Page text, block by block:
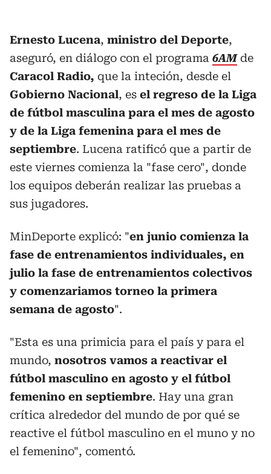
Ernesto Lucena, ministro del Deporte,
aseguró, en diálogo con el programa 6AMde
Caracol Radio, que la inteción, desde el
Gobierno Nacional, es el regreso de la Liga
de fútbol masculina para el mes de agosto
y de la Liga femenina para el mes de
septiembre. Lucena ratificó que a partir de
este viernes comienza la "fase cero", donde
los equipos deberán realizar las pruebas a
sus jugadores.
MinDeporte explicó: "en junio comienza la
fase de entrenamientos individuales, en
julio la fase de entrenamientos colectivos
y comenzariamos torneo la primera
semana de agosto".
"Esta es una primicia para el país y para el
mundo, nosotros vamos a reactivar el
fútbol masculino en agosto y el fútbol
femenino en septiembre. Hay una gran
crítica alrededor del mundo de por qué se
reactive el fútbol masculino en el muno y no
el femenino", comentó.